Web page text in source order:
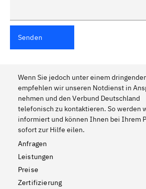
Senden
Wenn Sie jedoch unter einem
empfehlen wir unseren Notdienst in
nehmen und den Verbund Deutschland
telefonisch zu kontaktieren. So werden
informiert und können Ihnen bei Ihrem
sofort zur Hilfe eilen.
Anfragen
Leistungen
Preise
Zertifizierung